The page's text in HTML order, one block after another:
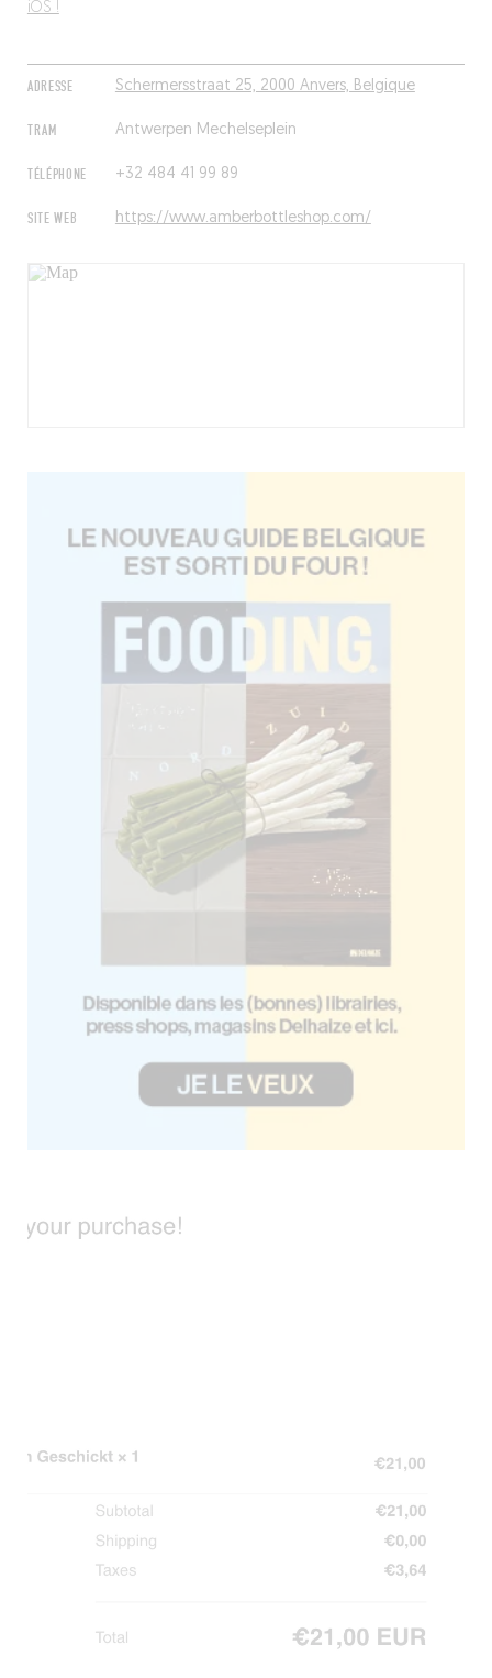
ADRESSE Schermersstraat 25, 2000 Anvers, Belgique
TRAM Antwerpen Mechelseplein
TÉLÉPHONE +32 484 41 99 89
SITE WEB https://www.amberbottleshop.com/
iOS !